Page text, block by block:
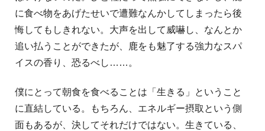
に食べ物をあげたせいで遭難なんかしてしまったら後
悔してもしきれない。大声を出して威嚇し、なんとか
追い払うことができたが、鹿をも魅了する強力なスパ
イスの香り、恐るべし……。
僕にとって朝食を食べることは「生きる」ということ
に直結している。もちろん、エネルギー摂取という側
面もあるが、決してそれだけではない。生きている、